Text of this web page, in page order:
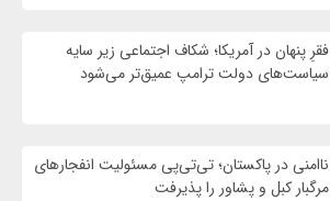
فقرِ پنهان در آمریکا؛ شکاف اجتماعی زیر سایه
سیاست‌های دولت ترامپ عمیق‌تر می‌شود
ناامنی در پاکستان؛ تی‌تی‌پی مسئولیت انفجارهای
مرگبار کبل و پشاور را پذیرفت